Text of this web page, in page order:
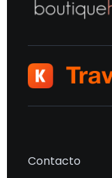
Contacto